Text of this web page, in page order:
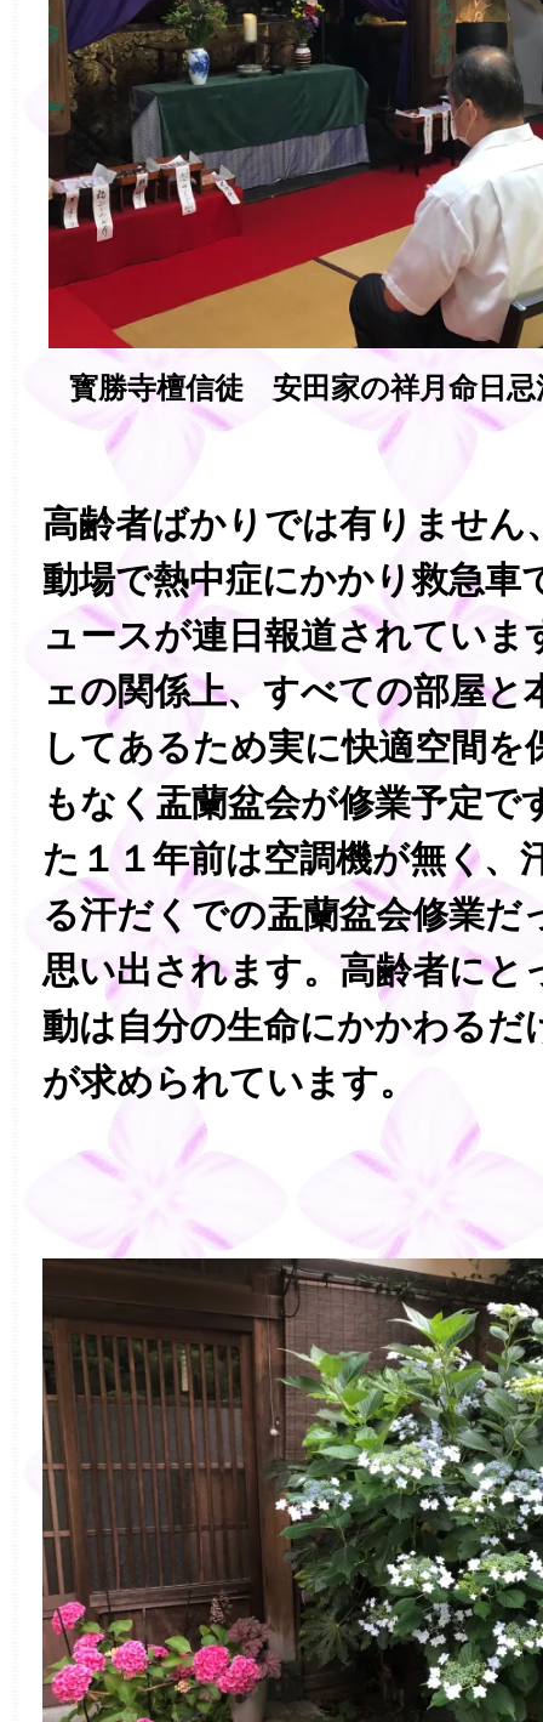
寳勝寺檀信徒 安田家の祥月命日
高齢者ばかりでは有りません
動場で熱中症にかかり救急車
ュースが連日報道されていま
ェの関係上、すべての部屋と
してあるため実に快適空間
もなく盂蘭盆会が修業予定で
た１１年前は空調機が無く、
る汗だくでの盂蘭盆会修業だ
思い出されます。高齢者にと
動は自分の生命にかかわるだ
が求められています。